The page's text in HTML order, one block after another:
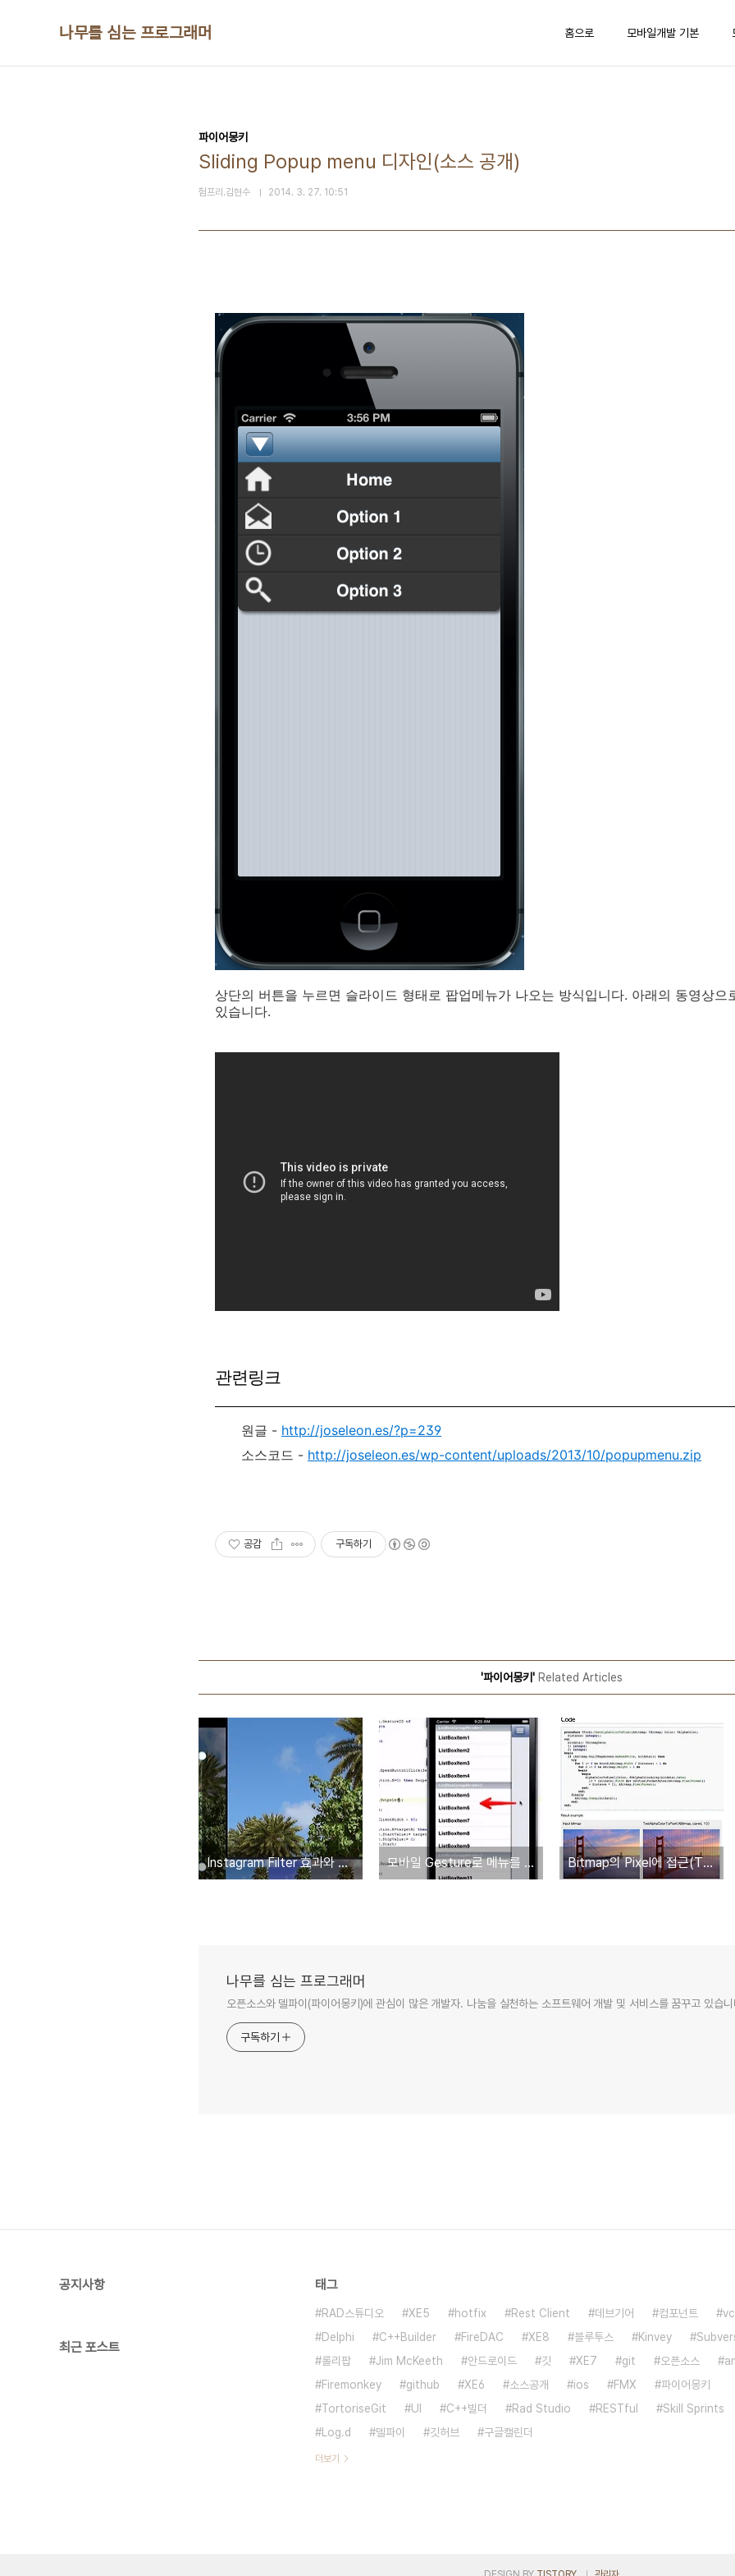
나무를 심는 프로그래머 홈으로 모바일개발 기본
파이어몽키
Sliding Popup menu 디자인(소스 공개)
험프리.김현수 2014. 3. 27. 10:51
상단의 버튼을 누르면 슬라이드 형태로 팝업메뉴가 나오는 방식입니다. 아래의 동영상으
있습니다.
관련링크
원글 - http://joseleon.es/?p=239
소스코드 - http://joseleon.es/wp-content/uploads/2013/10/popupmenu.zip
공감 구독하기
'파이어몽키'Related Articles
Instagram Filter 효과와 같은 앱(소스 포함) 모바일 Gesture로 메뉴를 표시/감추기(소스공개) Bitmap의 Pixel에 접근(TBitmap.Map, TBitmapData)
나무를 심는 프로그래머
오픈소스와 델파이(파이어몽키)에 관심이 많은 개발자. 나눔을 실천하는 소프트웨어 개발 및 서비스를 꿈꾸고 있습
구독하기
공지사항
최근 포스트
태그
RAD스튜디오 XE5 hotfix Rest Client 데브기어 컴포넌트
vcl
Delphi
C++Builder FireDAC XE8 블루투스 Kinvey
롤리팝
Jim McKeeth 안드로이드 깃 XE7 git 오픈소스
Firemonkey
github XE6 소스공개 ios FMX
파이어몽키
TortoriseGit
UI C++빌더 Rad Studio RESTful Skill Sprints
Log.d
델파이 깃허브 구글캘린더
더보기